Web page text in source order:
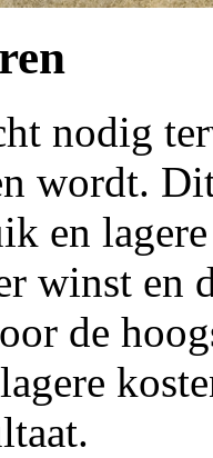
nodig
wordt.
en
winst en
de